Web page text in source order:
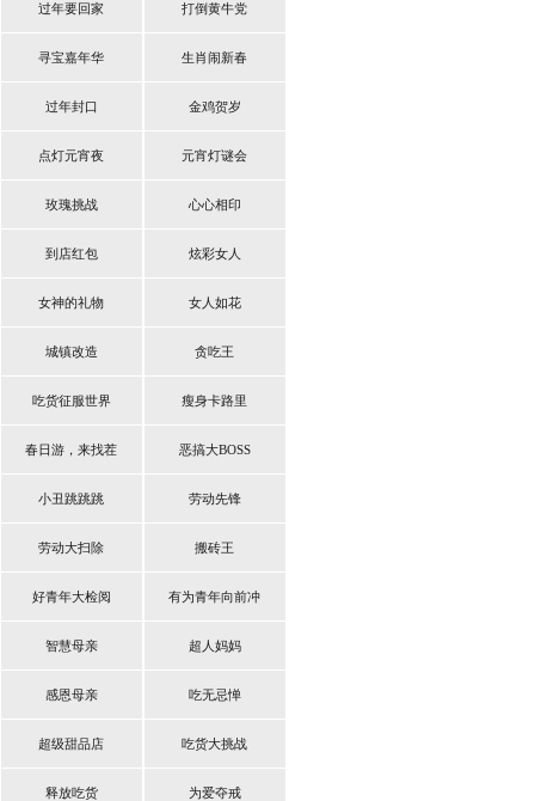
过年要回家 打倒黄牛党
寻宝嘉年华 生肖闹新春
过年封口 金鸡贺岁
点灯元宵夜 元宵灯谜会
玫瑰挑战 心心相印
到店红包 炫彩女人
女神的礼物 女人如花
城镇改造 贪吃王
吃货征服世界 瘦身卡路里
春日游，来找茬 恶搞大BOSS
小丑跳跳跳 劳动先锋
劳动大扫除 搬砖王
好青年大检阅 有为青年向前冲
智慧母亲 超人妈妈
感恩母亲 吃无忌惮
超级甜品店 吃货大挑战
释放吃货 为爱夺戒